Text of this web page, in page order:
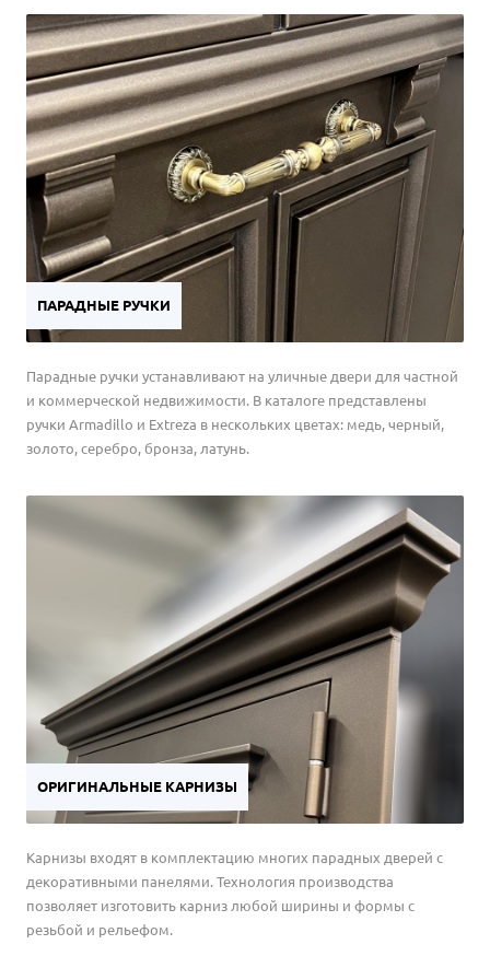
сварки металла, а также для изготовления декоративных
панелей. Мы уверены в долговечности и надежности нашей
продукции и даем гарантию на двери, установленные
специалистами компании.
ПАРАДНЫЕ РУЧКИ
Парадные ручки устанавливают на уличные двери для частной
и коммерческой недвижимости. В каталоге представлены
ручки Armadillo и Extreza в нескольких цветах: медь, черный,
золото, серебро, бронза, латунь.
ОРИГИНАЛЬНЫЕ КАРНИЗЫ
Карнизы входят в комплектацию многих парадных дверей с
декоративными панелями. Технология производства
позволяет изготовить карниз любой ширины и формы с
резьбой и рельефом.